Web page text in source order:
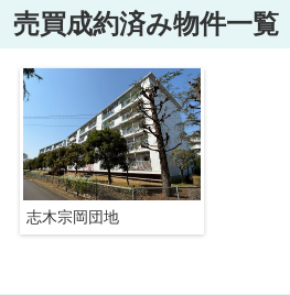
売買成約済み物件一覧
志木宗岡団地